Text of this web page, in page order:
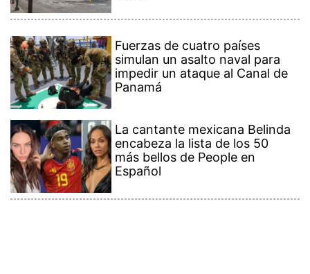
Fuerzas de cuatro países
simulan un asalto naval para
impedir un ataque al Canal de
Panamá
La cantante mexicana Belinda
encabeza la lista de los 50
más bellos de People en
Español